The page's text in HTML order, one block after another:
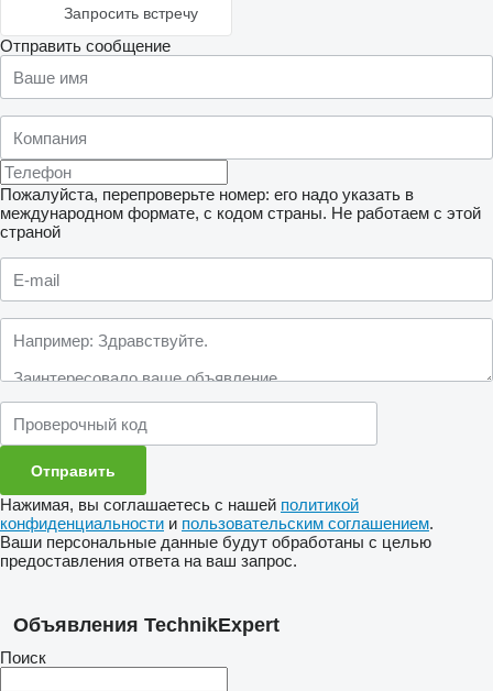
Запросить встречу
Отправить сообщение
Пожалуйста, перепроверьте номер: его надо указать в
международном формате, с кодом страны. Не работаем с этой
страной
Нажимая, вы соглашаетесь с нашей политикой
конфиденциальности и пользовательским соглашением.
Ваши персональные данные будут обработаны с целью
предоставления ответа на ваш запрос.
Объявления TechnikExpert
Поиск